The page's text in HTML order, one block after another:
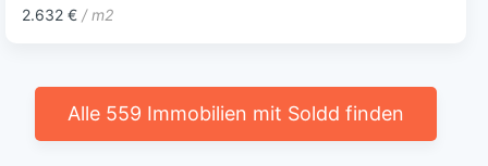
2.632 € / m2
Alle 559 Immobilien mit Soldd finden